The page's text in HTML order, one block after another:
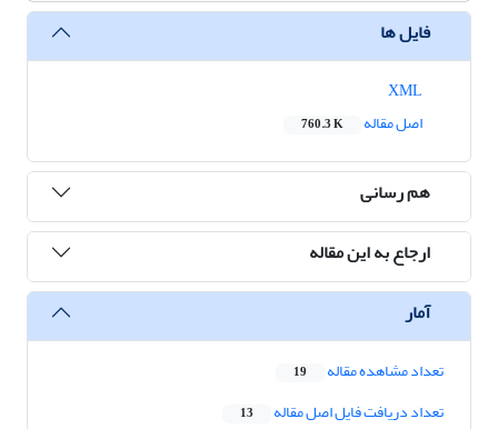
فایل ها
اصل مقاله
760.3 K
هم رسانی
ارجاع به این مقاله
آمار
تعداد مشاهده مقاله 19
تعداد دریافت فایل اصل مقاله 13